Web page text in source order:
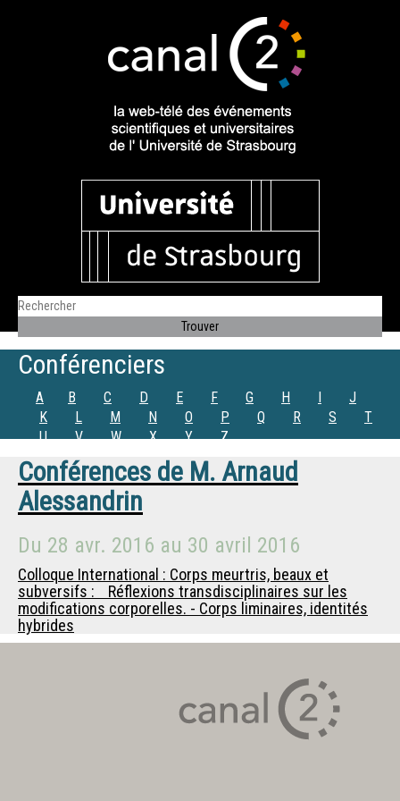
Conférenciers
A B C D E F G H I
J
K
L M N O P Q R S
T
U
V W X Y Z
Conférences de M. Arnaud
Alessandrin
Du 28 avr. 2016 au 30 avril 2016
Colloque International : Corps meurtris, beaux et
subversifs : Réflexions transdisciplinaires sur les
modifications corporelles. - Corps liminaires, identités
hybrides